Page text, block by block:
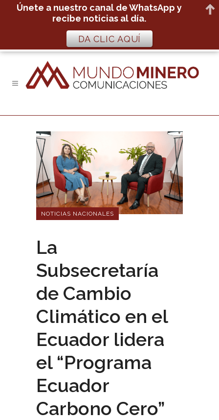
NOTICIAS NACIONALES
La
Subsecretaría
de Cambio
Climático en el
Ecuador lidera
el “Programa
Ecuador
Carbono Cero”
Únete a nuestro canal de WhatsApp y
recibe noticias al día.
DA CLIC AQUÍ